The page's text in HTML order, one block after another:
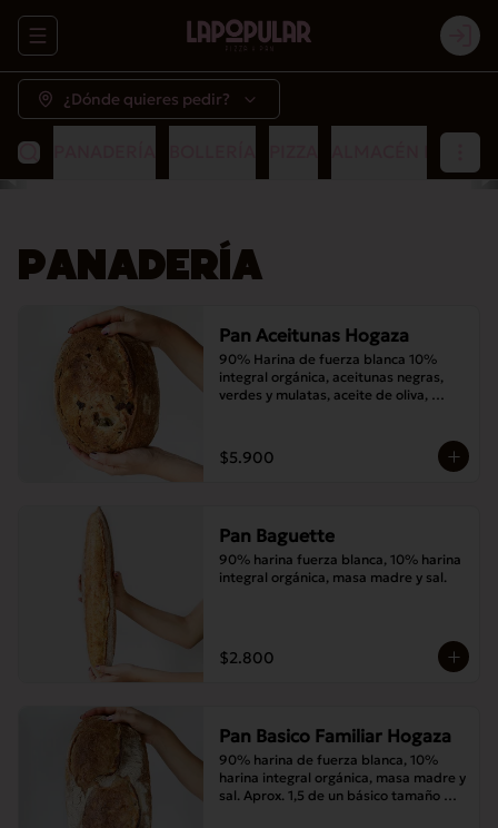
Abrir menu de navegación
¿Dónde quieres pedir?
PANADERÍA
Pan Aceitunas Hogaza
90% Harina de fuerza blanca 10%
integral orgánica, aceitunas negras,
verdes y mulatas, aceite de oliva,
$5.900
Pan Baguette
90% harina fuerza blanca, 10% harina
integral orgánica, masa madre y sal.
$2.800
Pan Basico Familiar Hogaza
90% harina de fuerza blanca, 10%
harina integral orgánica, masa madre y
sal. Aprox. 1,5 de un básico tamaño